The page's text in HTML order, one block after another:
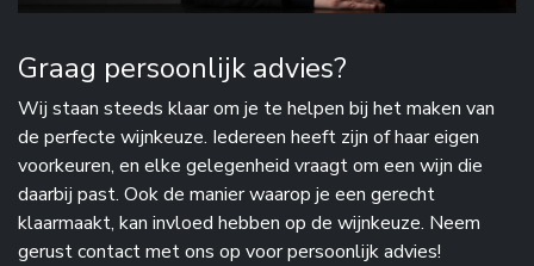
Graag persoonlijk advies?
Wij staan steeds klaar om je te helpen bij het maken van
de perfecte wijnkeuze. Iedereen heeft zijn of haar eigen
voorkeuren, en elke gelegenheid vraagt om een wijn die
daarbij past. Ook de manier waarop je een gerecht
klaarmaakt, kan invloed hebben op de wijnkeuze. Neem
gerust contact met ons op voor persoonlijk advies!